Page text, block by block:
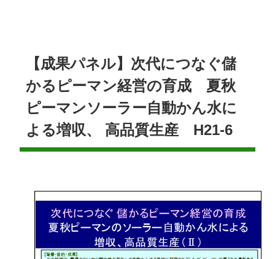
【成果パネル】次代につなぐ儲
かるピーマン経営の育成 夏秋
ピーマンソーラー自動かん水に
よる増収、 高品質生産 H21-6